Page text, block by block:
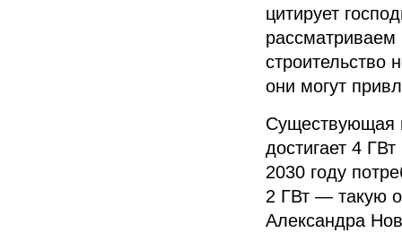
цитирует
рассматриваем
строительство
они могут
Существующая
достигает 4
2030 году
2 ГВт — такую
Александра